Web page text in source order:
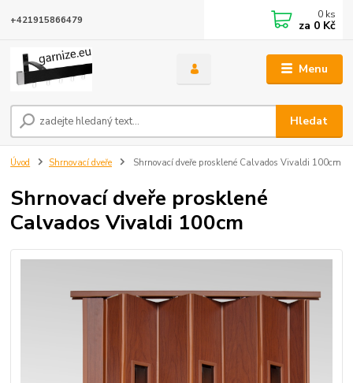
Menu
Hledat
+421915866479 0 ks
za 0 Kč
Úvod Shrnovací dveře Shrnovací dveře prosklené Calvados Vivaldi 100cm
Shrnovací dveře prosklené
Calvados Vivaldi 100cm